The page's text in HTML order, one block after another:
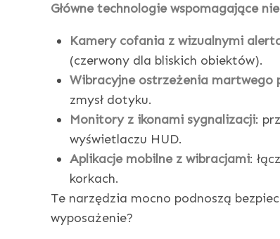
Główne technologie wspomagające
Kamery cofania z wizualnymi
(czerwony dla bliskich obiektów).
Wibracyjne ostrzeżenia martwego
zmysł dotyku.
Monitory z ikonami sygnalizacji:
wyświetlaczu HUD.
Aplikacje mobilne z wibracjami:
korkach.
Te narzędzia mocno podnoszą
wyposażenie?